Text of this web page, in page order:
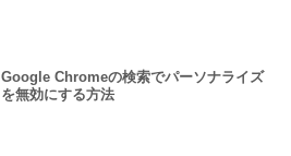
Google Chromeの検索でパーソナライズ
を無効にする方法